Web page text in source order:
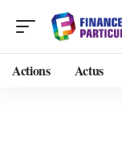
Actions Actus